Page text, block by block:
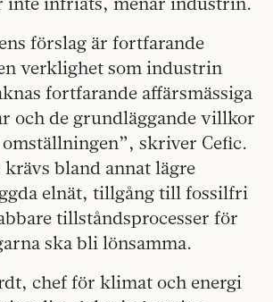
förslag är fortfarande
verklighet som industrin
fortfarande affärsmässiga
och de grundläggande villkor
skriver Cefic.
bland annat lägre
elnät, tillgång till fossilfri
tillståndsprocesser för
ska bli lönsamma.
chef för klimat och energi